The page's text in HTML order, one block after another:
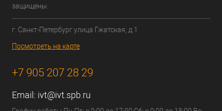
защищены.
г. Санкт-Петербург улица Гжатская, д.1
Посмотреть на карте
+7 905 207 28 29
Email: ivt@ivt.spb.ru